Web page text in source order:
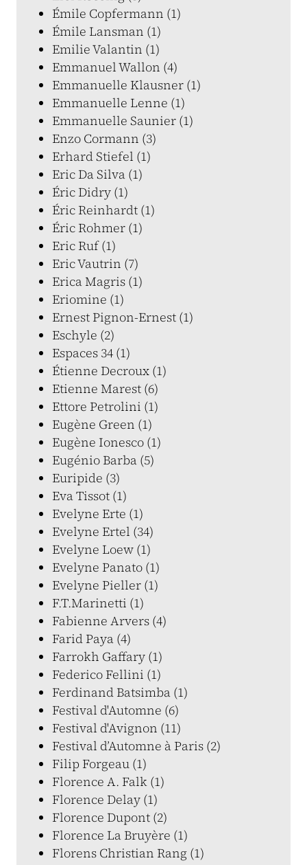
Émile Copfermann (1)
Émile Lansman (1)
Emilie Valantin (1)
Emmanuel Wallon (4)
Emmanuelle Klausner (1)
Emmanuelle Lenne (1)
Emmanuelle Saunier (1)
Enzo Cormann (3)
Erhard Stiefel (1)
Eric Da Silva (1)
Éric Didry (1)
Éric Reinhardt (1)
Éric Rohmer (1)
Eric Ruf (1)
Eric Vautrin (7)
Erica Magris (1)
Eriomine (1)
Ernest Pignon-Ernest (1)
Eschyle (2)
Espaces 34 (1)
Étienne Decroux (1)
Etienne Marest (6)
Ettore Petrolini (1)
Eugène Green (1)
Eugène Ionesco (1)
Eugénio Barba (5)
Euripide (3)
Eva Tissot (1)
Evelyne Erte (1)
Evelyne Ertel (34)
Evelyne Loew (1)
Evelyne Panato (1)
Evelyne Pieller (1)
F.T.Marinetti (1)
Fabienne Arvers (4)
Farid Paya (4)
Farrokh Gaffary (1)
Federico Fellini (1)
Ferdinand Batsimba (1)
Festival d'Automne (6)
Festival d'Avignon (11)
Festival d’Automne à Paris (2)
Filip Forgeau (1)
Florence A. Falk (1)
Florence Delay (1)
Florence Dupont (2)
Florence La Bruyère (1)
Florens Christian Rang (1)